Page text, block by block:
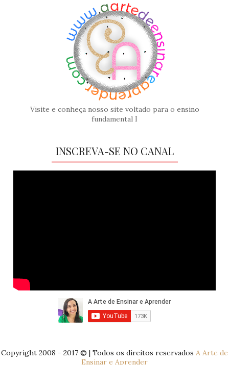
Visite e conheça nosso site voltado para o ensino
fundamental I
INSCREVA-SE NO CANAL
Copyright 2008 - 2017 © | Todos os direitos reservados A Arte de
Ensinar e Aprender